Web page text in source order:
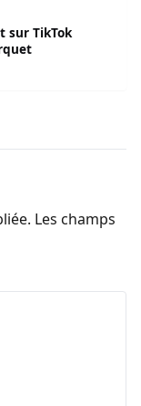
sur TikTok
Les champs